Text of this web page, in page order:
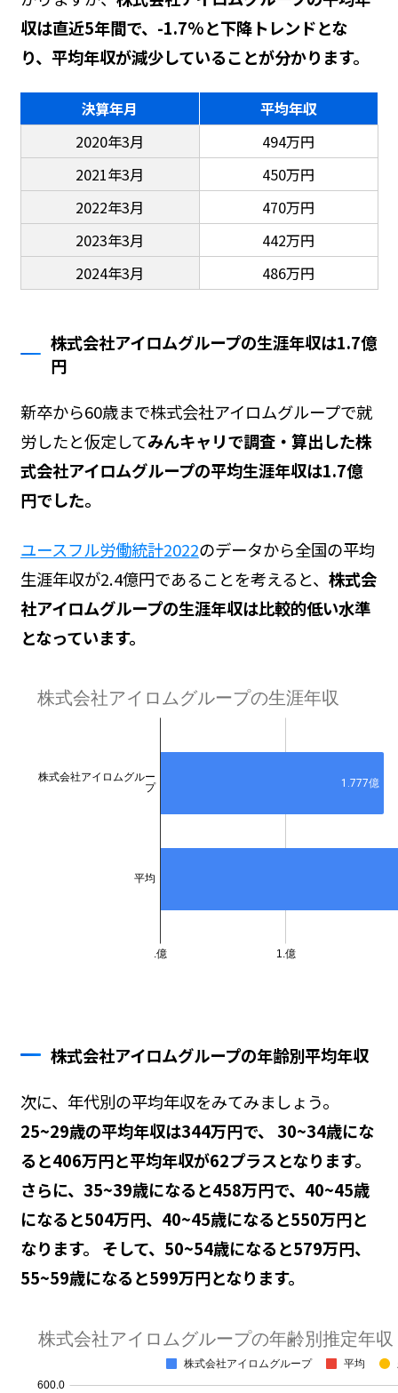
収は直近5年間で、-1.7%と下降トレンドとな
り、平均年収が減少していることが分かります。
決算年月
平均年収
2020年3月
494万円
2021年3月
450万円
2022年3月
470万円
2023年3月
442万円
2024年3月
486万円
株式会社アイロムグループの生涯年収は1.7億
円
新卒から60歳まで株式会社アイロムグループで就
労したと仮定してみんキャリで調査・算出した株
式会社アイロムグループの平均生涯年収は1.7億
円でした。
ユースフル労働統計2022のデータから全国の平均
生涯年収が2.4億円であることを考えると、 株式会
社アイロムグループの生涯年収は比較的低い水準
となっています。
株式会社アイロムグループの年齢別平均年収
次に、年代別の平均年収をみてみましょう。
25~29歳の平均年収は344万円で、 30~34歳にな
ると406万円と平均年収が62プラスとなります。
さらに、35~39歳になると458万円で、40~45歳
になると504万円、40~45歳になると550万円と
なります。 そして、50~54歳になると579万円、
55~59歳になると599万円となります。